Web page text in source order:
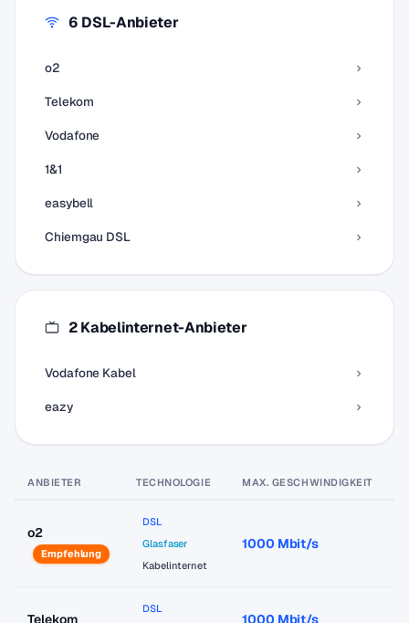
6 DSL-Anbieter
o2
Telekom
Vodafone
1&1
easybell
Chiemgau DSL
2 Kabelinternet-Anbieter
Vodafone Kabel
eazy
ANBIETER TECHNOLOGIE MAX. GESCHWINDIGKEIT
o2
Empfehlung
DSL
Glasfaser
Kabelinternet
1000 Mbit/s
Telekom
DSL
1000 Mbit/s